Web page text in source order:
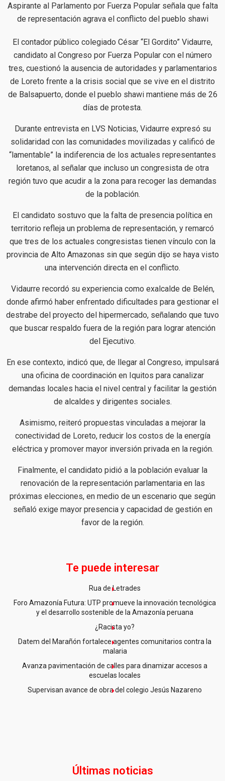
Aspirante al Parlamento por Fuerza Popular señala que falta
de representación agrava el conflicto del pueblo shawi
El contador público colegiado César “El Gordito” Vidaurre,
candidato al Congreso por Fuerza Popular con el número
tres, cuestionó la ausencia de autoridades y parlamentarios
de Loreto frente a la crisis social que se vive en el distrito
de Balsapuerto, donde el pueblo shawi mantiene más de 26
días de protesta.
Durante entrevista en LVS Noticias, Vidaurre expresó su
solidaridad con las comunidades movilizadas y calificó de
“lamentable” la indiferencia de los actuales representantes
loretanos, al señalar que incluso un congresista de otra
región tuvo que acudir a la zona para recoger las demandas
de la población.
El candidato sostuvo que la falta de presencia política en
territorio refleja un problema de representación, y remarcó
que tres de los actuales congresistas tienen vínculo con la
provincia de Alto Amazonas sin que según dijo se haya visto
una intervención directa en el conflicto.
Vidaurre recordó su experiencia como exalcalde de Belén,
donde afirmó haber enfrentado dificultades para gestionar el
destrabe del proyecto del hipermercado, señalando que tuvo
que buscar respaldo fuera de la región para lograr atención
del Ejecutivo.
En ese contexto, indicó que, de llegar al Congreso, impulsará
una oficina de coordinación en Iquitos para canalizar
demandas locales hacia el nivel central y facilitar la gestión
de alcaldes y dirigentes sociales.
Asimismo, reiteró propuestas vinculadas a mejorar la
conectividad de Loreto, reducir los costos de la energía
eléctrica y promover mayor inversión privada en la región.
Finalmente, el candidato pidió a la población evaluar la
renovación de la representación parlamentaria en las
próximas elecciones, en medio de un escenario que según
señaló exige mayor presencia y capacidad de gestión en
favor de la región.
Te puede interesar
Rua de Letrades
Foro Amazonía Futura: UTP promueve la innovación tecnológica
y el desarrollo sostenible de la Amazonía peruana
¿Racista yo?
Datem del Marañón fortalece agentes comunitarios contra la
malaria
Avanza pavimentación de calles para dinamizar accesos a
escuelas locales
Supervisan avance de obra del colegio Jesús Nazareno
Últimas noticias